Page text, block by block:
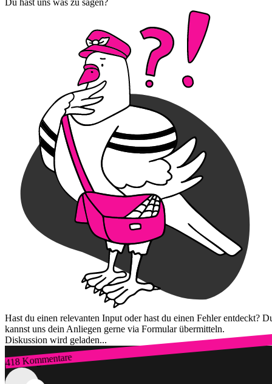
Du hast uns was zu sagen?
Hast du einen relevanten Input oder hast du einen Fehler entdeckt?
kannst uns dein Anliegen gerne via Formular übermitteln.
Diskussion wird geladen...
418 Kommentare
Zum Login